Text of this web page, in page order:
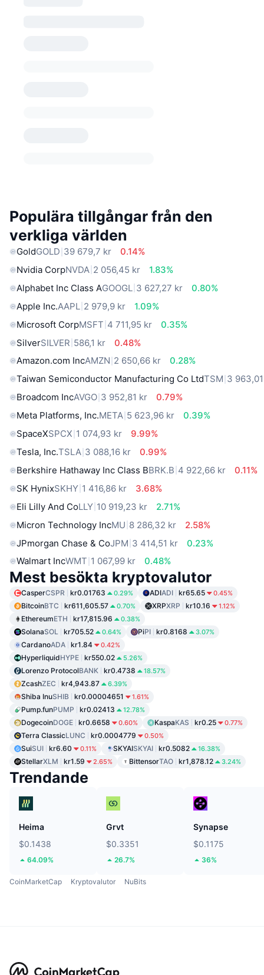
Populära tillgångar från den
verkliga världen
GoldGOLD 39 679,7 kr
0.14%
Nvidia CorpNVDA 2 056,45 kr
1.83%
Alphabet Inc Class AGOOGL 3 627,27 kr
0.80%
Apple Inc.AAPL 2 979,9 kr
1.09%
Microsoft CorpMSFT 4 711,95 kr
0.35%
SilverSILVER 586,1 kr
0.48%
Amazon.com IncAMZN 2 650,66 kr
0.28%
Taiwan Semiconductor Manufacturing Co LtdTSM 3
Broadcom IncAVGO 3 952,81 kr
0.79%
Meta Platforms, Inc.META 5 623,96 kr
0.39%
SpaceXSPCX 1 074,93 kr
9.99%
Tesla, Inc.TSLA 3 088,16 kr
0.99%
Berkshire Hathaway Inc Class BBRK.B 4 922,66 kr
0.11%
SK HynixSKHY 1 416,86 kr
3.68%
Eli Lilly And CoLLY 10 919,23 kr
2.71%
Micron Technology IncMU 8 286,32 kr
2.58%
JPmorgan Chase & CoJPM 3 414,51 kr
0.23%
Walmart IncWMT 1 067,99 kr 0.48%
Mest besökta kryptovalutor
CasperCSPR kr0.01763 0.29% ADIADI kr65.65 0.45%
BitcoinBTC kr611,605.57 0.70% XRPXRP kr10.16 1.12%
EthereumETH kr17,815.96 0.38%
SolanaSOL kr705.52 0.64% PiPI kr0.8168 3.07%
CardanoADA kr1.84 0.42%
HyperliquidHYPE kr550.02 5.26%
Lorenzo ProtocolBANK kr0.4738 18.57%
ZcashZEC kr4,943.87 6.39%
Shiba InuSHIB kr0.00004651 1.61%
Pump.funPUMP kr0.02413 12.78%
DogecoinDOGE kr0.6658 0.60% KaspaKAS kr0.25 0.77%
Terra ClassicLUNC kr0.0004779 0.50%
SuiSUI kr6.60 0.11% SKYAISKYAI kr0.5082 16.38%
StellarXLM kr1.59 2.65% BittensorTAO kr1,878.12 3.24%
Trendande
Heima
$0.1438
64.09%
Grvt
$0.3351
26.7%
Synapse
$0.1175
36%
CoinMarketCap Kryptovalutor NuBits